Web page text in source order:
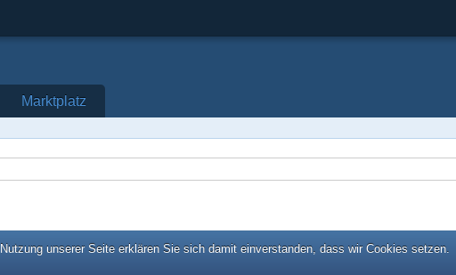
Marktplatz
unserer Seite erklären Sie sich damit einverstanden, dass wir Cookies setzen.